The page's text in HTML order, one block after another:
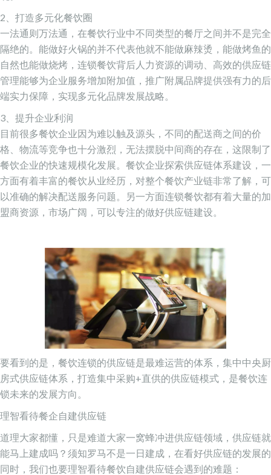
2、打造多元化餐饮圈
一法通则万法通，在餐饮行业中不同类型的餐厅之间并不是完全
隔绝的。能做好火锅的并不代表他就不能做麻辣烫，能做烤鱼的
自然也能做烧烤，连锁餐饮背后人力资源的调动、高效的供应链
管理能够为企业服务增加附加值，推广附属品牌提供强有力的后
端实力保障，实现多元化品牌发展战略。
3、提升企业利润
目前很多餐饮企业因为难以触及源头，不同的配送商之间的价
格、物流等竞争也十分激烈，无法摆脱中间商的存在，这限制了
餐饮企业的快速规模化发展。餐饮企业探索供应链体系建设，一
方面有着丰富的餐饮从业经历，对整个餐饮产业链非常了解，可
以准确的解决配送服务问题。另一方面连锁餐饮都有着大量的加
盟商资源，市场广阔，可以专注的做好供应链建设。
要看到的是，餐饮连锁的供应链是最难运营的体系，集中中央厨
房式供应链体系，打造集中采购+直供的供应链模式，是餐饮连
锁未来的发展方向。
理智看待餐企自建供应链
道理大家都懂，只是难道大家一窝蜂冲进供应链领域，供应链就
能马上建成吗？须知罗马不是一日建成，在看好供应链的发展的
同时，我们也要理智看待餐饮自建供应链会遇到的难题：